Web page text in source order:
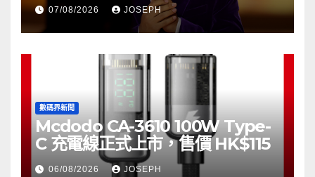
07/08/2026 JOSEPH
數碼界新聞
Mcdodo CA-3610 100W Type-
C 充電線正式上市，售價 HK$115
06/08/2026 JOSEPH